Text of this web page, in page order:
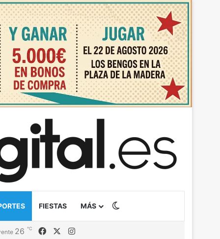
FIESTAS MÁS
26 ℃ FacebookInstagram